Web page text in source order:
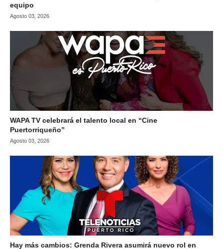
equipo
Agosto 03, 2026
WAPA TV celebrará el talento local en “Cine
Puertorriqueño”
Agosto 03, 2026
Hay más cambios: Grenda Rivera asumirá nuevo rol en